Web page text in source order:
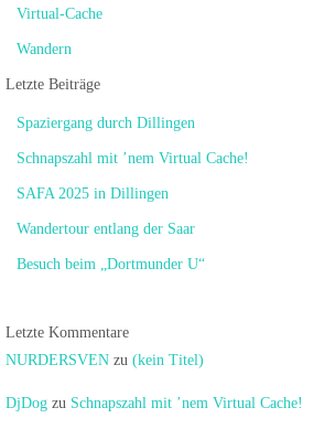
Virtual-Cache
Wandern
Letzte Beiträge
Spaziergang durch Dillingen
Schnapszahl mit ’nem Virtual Cache!
SAFA 2025 in Dillingen
Wandertour entlang der Saar
Besuch beim „Dortmunder U“
Letzte Kommentare
NURDERSVEN zu (kein Titel)
DjDog zu Schnapszahl mit ’nem Virtual Cache!